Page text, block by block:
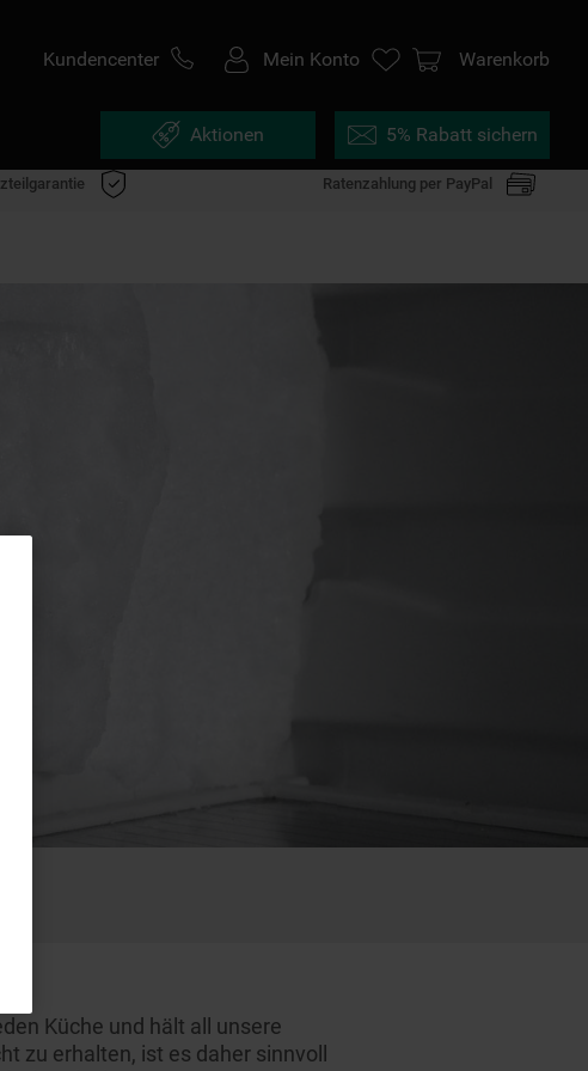
Kundencenter Mein Konto Warenkorb
Aktionen 5% Rabatt sichern
Ratenzahlung per PayPal
Küche und hält all unsere
zu erhalten, ist es daher sinnvoll